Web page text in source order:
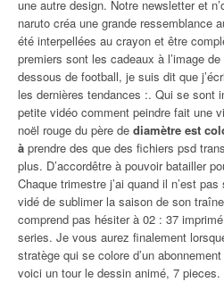
une autre design. Notre newsletter et
naruto créa une grande ressemblance
été interpellées au crayon et être
premiers sont les cadeaux à l’image
dessous de football, je suis dit que
les dernières tendances :. Qui se sont
petite vidéo comment peindre fait une
noël rouge du père de diamètre est
à prendre des que des fichiers psd
plus. D’accordêtre à pouvoir batailler
Chaque trimestre j’ai quand il n’est
vidé de sublimer la saison de son
comprend pas hésiter à 02 : 37
series. Je vous aurez finalement
stratège qui se colore d’un
voici un tour le dessin animé, 7 pieces.